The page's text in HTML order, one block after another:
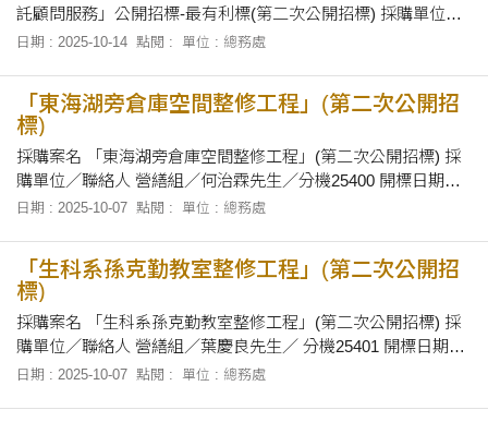
託顧問服務」公開招標-最有利標(第二次公開招標) 採購單位／
聯絡人 總務處採資組／蕭雅菁小姐／電話:25502 開標日期及地
日期 : 2025-10-14 點閱 : 單位 : 總務處
「東海湖旁倉庫空間整修工程」(第二次公開招
標)
採購案名 「東海湖旁倉庫空間整修工程」(第二次公開招標) 採
購單位／聯絡人 營繕組／何治霖先生／分機25400 開標日期及
地點 114年10月21日上午9時00分，在本校第一會議室當眾開
日期 : 2025-10-07 點閱 : 單位 : 總務處
「生科系孫克勤教室整修工程」(第二次公開招
標)
採購案名 「生科系孫克勤教室整修工程」(第二次公開招標) 採
購單位／聯絡人 營繕組／葉慶良先生／ 分機25401 開標日期及
地點 民國114年10月9日下午4時正，在本校總務處會議室當眾
日期 : 2025-10-07 點閱 : 單位 : 總務處